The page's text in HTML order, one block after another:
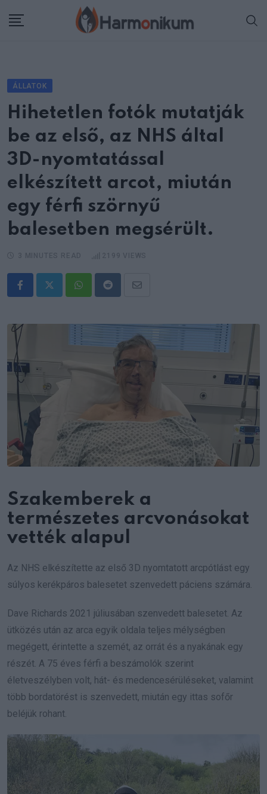
ÁLLATOK
Hihetetlen fotók mutatják
be az első, az NHS által
3D-nyomtatással
elkészített arcot, miután
egy férfi szörnyű
balesetben megsérült.
WhatsappRedditShare
Email
Szakemberek a
természetes arcvonásokat
vették alapul
Az NHS elkészítette az első 3D nyomtatott arcpótlást egy
súlyos kerékpáros balesetet szenvedett páciens számára.
Dave Richards 2021 júliusában szenvedett balesetet. Az
ütközés után az arca egyik oldala teljes mélységben
megégett, érintette a szemét, az orrát és a nyakának egy
részét. A 75 éves férfi a beszámolók szerint
életveszélyben volt, hát- és medencesérüléseket, valamint
több bordatörést is szenvedett, miután egy ittas sofőr
beléjük rohant.